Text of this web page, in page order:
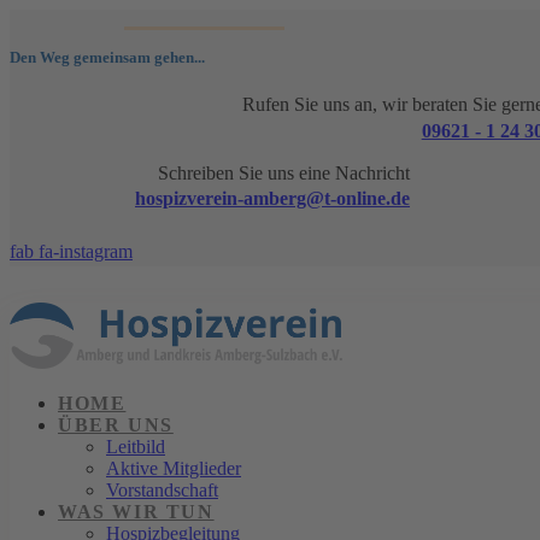
Den Weg gemeinsam gehen...
Rufen Sie uns an, wir beraten Sie
09621 - 1 24
Schreiben Sie uns eine Nachricht
hospizverein-amberg@t-online.de
fab fa-instagram
HOME
ÜBER UNS
Leitbild
Aktive Mitglieder
Vorstandschaft
WAS WIR TUN
Hospizbegleitung